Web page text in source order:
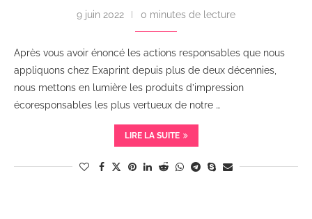
9 juin 2022 0 minutes de lecture
Après vous avoir énoncé les actions responsables que nous
appliquons chez Exaprint depuis plus de deux décennies,
nous mettons en lumière les produits d’impression
écoresponsables les plus vertueux de notre …
LIRE LA SUITE